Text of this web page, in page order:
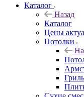
Каталог
Назад
Каталог
Цены
Потолки